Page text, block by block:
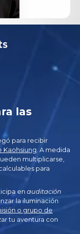
las
para recibir
Kaohsiung . A medida
multiplicarse,
para
en auditación
la iluminación
o grupo de
tu aventura con